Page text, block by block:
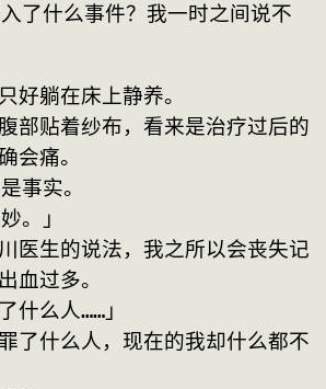
了什么事件？我一时之间说不
好躺在床上静养。
部贴着纱布，看来是治疗过后的
会痛。
事实。
。」
医生的说法，我之所以会丧失记
血过多。
什么人……」
了什么人，现在的我却什么都不